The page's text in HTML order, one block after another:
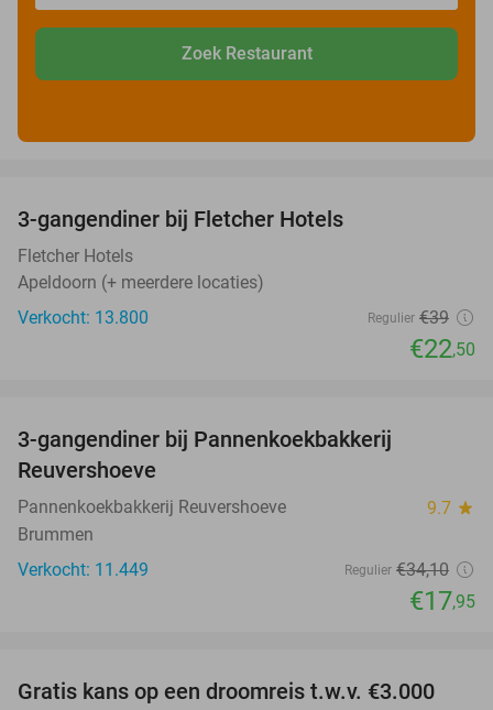
Zoek Restaurant
3-gangendiner bij Fletcher Hotels
Fletcher Hotels
Apeldoorn (+ meerdere locaties)
Verkocht: 13.800
Regulier €39
€22,50
3-gangendiner bij Pannenkoekbakkerij
Reuvershoeve
Pannenkoekbakkerij Reuvershoeve 9.7 star
Brummen
Verkocht: 11.449
Regulier €34,10
€17,95
Gratis kans op een droomreis t.w.v. €3.000